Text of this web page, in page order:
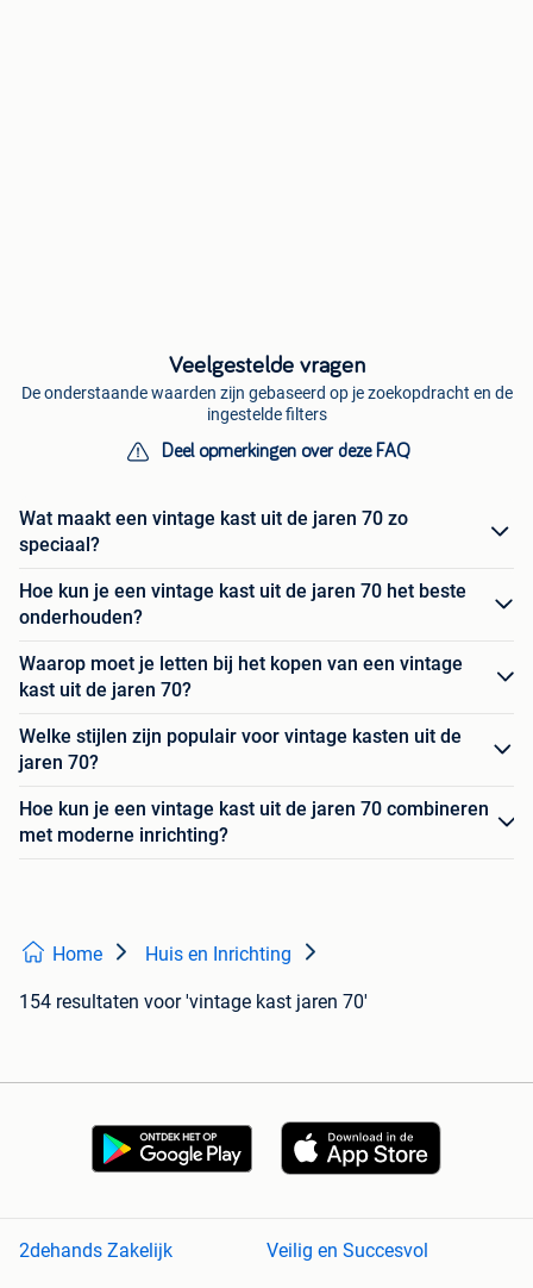
Veelgestelde vragen
De onderstaande waarden zijn gebaseerd op je zoekopdracht en de
ingestelde filters
Deel opmerkingen over deze FAQ
Wat maakt een vintage kast uit de jaren 70 zo
speciaal?
Hoe kun je een vintage kast uit de jaren 70 het beste
onderhouden?
Waarop moet je letten bij het kopen van een vintage
kast uit de jaren 70?
Welke stijlen zijn populair voor vintage kasten uit de
jaren 70?
Hoe kun je een vintage kast uit de jaren 70 combineren
met moderne inrichting?
Home Huis en Inrichting
154 resultaten voor 'vintage kast jaren 70'
2dehands Zakelijk
Veilig en Succesvol